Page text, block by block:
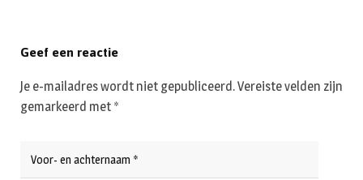
Geef een reactie
Je e-mailadres wordt niet gepubliceerd.Vereiste velden zijn
gemarkeerd met *